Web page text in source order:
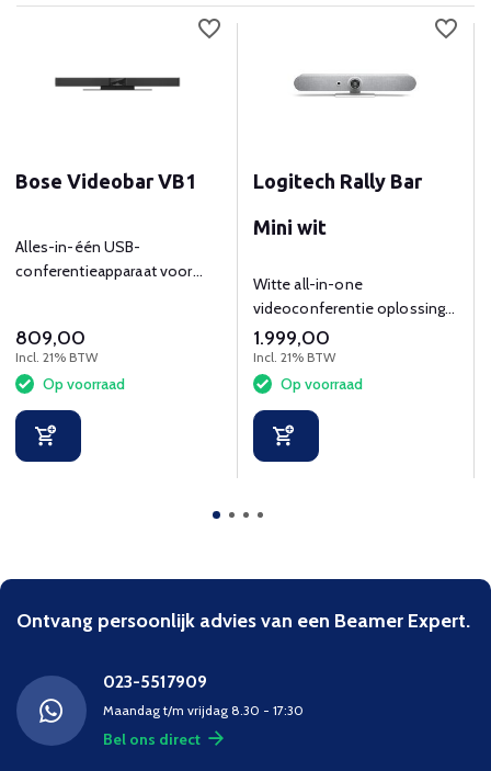
Bose Videobar VB1
Alles-in-één USB-
conferentieapparaat voor
809,00
Incl. 21% BTW
Op voorraad
Logitech Rally Bar
Mini wit
Witte all-in-one
videoconferentie oplossing
met camera en audio voor
kleine ruimtes.
1.999,00
Incl. 21% BTW
Op voorraad
Ontvang persoonlijk advies van een Beamer Expert.
023-5517909
Maandag t/m vrijdag 8.30 - 17:30
Bel ons direct